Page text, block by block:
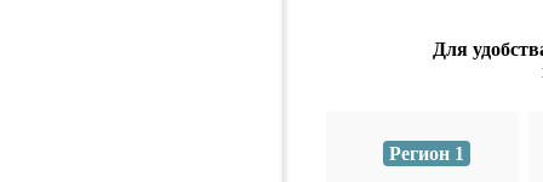
Для
Регион 1